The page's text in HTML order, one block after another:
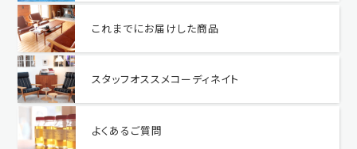
これまでにお届けした商品
スタッフオススメコーディネイト
よくあるご質問